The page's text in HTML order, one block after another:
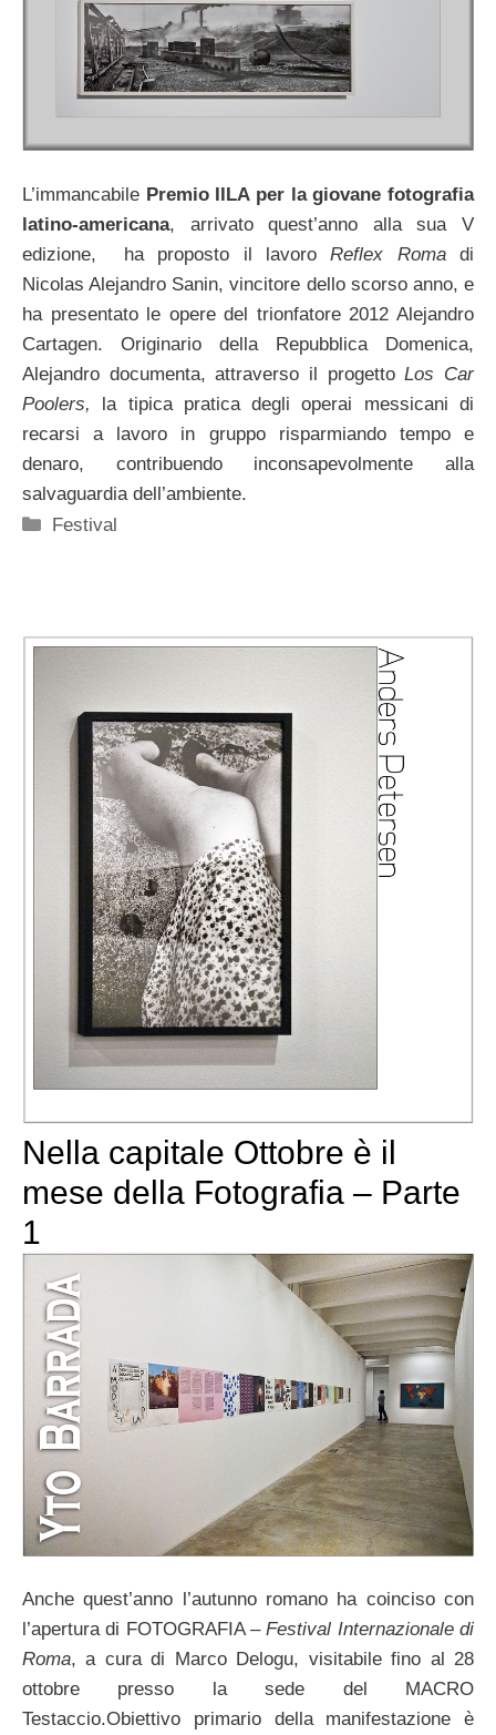
L’immancabile Premio IILA per la giovane fotografia
latino-americana, arrivato quest’anno alla sua V
edizione,
ha proposto il lavoroReflex Romadi
Nicolas Alejandro Sanin, vincitore dello scorso anno, e
ha presentato le opere del trionfatore 2012 Alejandro
Cartagen. Originario della Repubblica Domenica,
Alejandro documenta, attraverso il progettoLos Car
Poolers,
la tipica pratica degli operai messicani di
recarsi a lavoro in gruppo risparmiando tempo e
denaro, contribuendo inconsapevolmente alla
salvaguardia dell’ambiente.
Categorie
Festival
Nella capitale Ottobre è il
mese della Fotografia – Parte
1
Anche quest’anno l’autunno romano ha coinciso con
l’apertura di FOTOGRAFIA –Festival Internazionale di
Roma, a cura di Marco Delogu, visitabile fino al 28
ottobre presso la sede del MACRO
Testaccio.Obiettivo primario della manifestazione è